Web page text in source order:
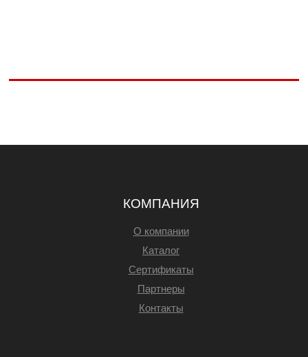
КОМПАНИЯ
О компании
Каталог
Сертификаты
Партнеры
Контакты